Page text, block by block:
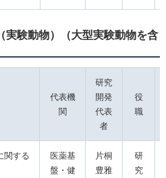
実験動物）（大型実験動物を含
代表機
関
研究
開発
代表
者
役
職
関する
医薬基
盤・健
片桐
豊雅
研
究